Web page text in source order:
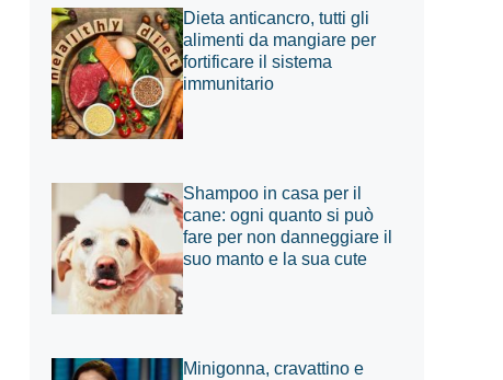
Dieta anticancro, tutti gli
alimenti da mangiare per
fortificare il sistema
immunitario
Shampoo in casa per il
cane: ogni quanto si può
fare per non danneggiare il
suo manto e la sua cute
Minigonna, cravattino e